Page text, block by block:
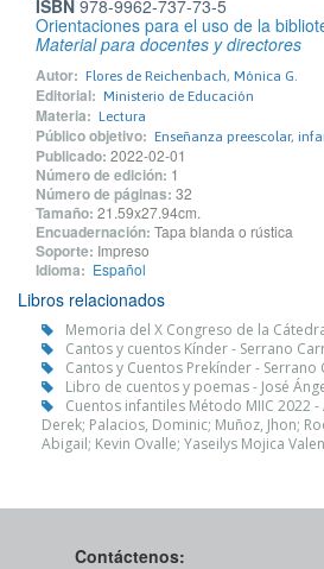
ISBN 978-9962-737-73-5
Orientaciones para el uso de la
Material para docentes y directores
Autor: Flores de Reichenbach, Mónica G.
Editorial: Ministerio de Educación
Materia: Lectura
Público objetivo: Enseñanza preescolar,
Publicado: 2022-02-01
Número de edición: 1
Número de páginas: 32
Tamaño: 21.59x27.94cm.
Encuadernación: Tapa blanda o rústica
Soporte: Impreso
Idioma: Español
Libros relacionados
Memoria del X Congreso de la
Cantos y cuentos Kínder - Serrano
Cantos y Cuentos Prekínder -
Libro de cuentos y poemas - José
Cuentos infantiles Método MIIC 2022
Derek; Palacios, Dominic; Muñoz, Jhon;
Abigail; Kevin Ovalle; Yaseilys Mojica
Contáctenos: